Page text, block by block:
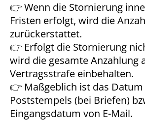
👉 Wenn die Stornierung
Fristen erfolgt, wird die
zurückerstattet.
👉 Erfolgt die Stornierung
wird die gesamte Anzahlung
Vertragsstrafe einbehalten.
👉 Maßgeblich ist das Datum
Poststempels (bei Briefen)
Eingangsdatum von E-Mail.